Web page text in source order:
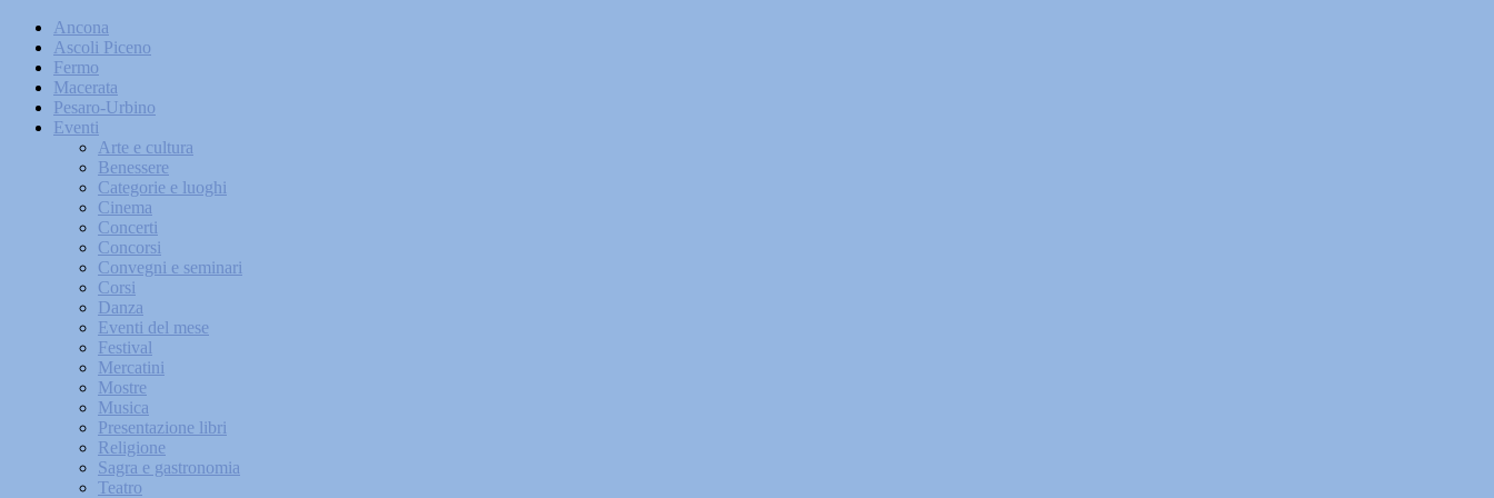
Ancona
Ascoli Piceno
Fermo
Macerata
Pesaro-Urbino
Eventi
Arte e cultura
Benessere
Categorie e luoghi
Cinema
Concerti
Concorsi
Convegni e seminari
Corsi
Danza
Eventi del mese
Festival
Mercatini
Mostre
Musica
Presentazione libri
Religione
Sagra e gastronomia
Teatro